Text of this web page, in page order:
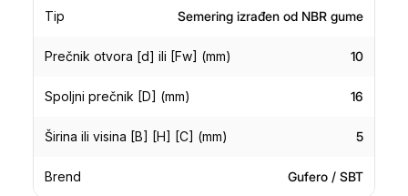
Tip Semering izrađen od NBR gume
Prečnik otvora [d] ili [Fw] (mm) 10
Spoljni prečnik [D] (mm) 16
Širina ili visina [B] [H] [C] (mm) 5
Brend Gufero / SBT